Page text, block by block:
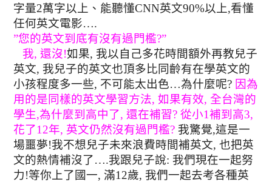
字量2萬字以上、能聽懂CNN英文90%以上,看懂
任何英文電影….
”您的英文到底有沒有過門檻?”
我,還沒!如果, 我以自己多花時間額外再教兒子
英文, 我兒子的英文也頂多比同齡有在學英文的
小孩程度多一些, 不可能太出色…為什麼呢? 因為
用的是同樣的英文學習方法,如果有效, 全台灣的
學生,為什麼到高中了,還在補習?從小1補到高3,
花了12年,英文仍然沒有過門檻? 我驚覺,這是一
場噩夢!我不想兒子未來浪費時間補英文,也把英
文的熱情補沒了….我跟兒子說: 我們現在一起努
力!等你上了國一, 滿12歲, 我們一起去考各種英